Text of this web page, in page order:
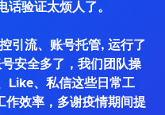
验证太烦人了。
引流、账号托管, 运行了
安全多了，我们团队操
Like、私信这些日常工
作效率，多谢疫情期间提